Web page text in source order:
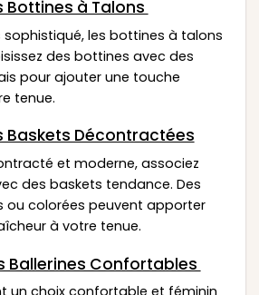
Bottines à Talons
sophistiqué, les bottines à talons
des bottines avec des
pour ajouter une touche
tenue.
Baskets Décontractées
et moderne, associez
des baskets tendance. Des
ou colorées peuvent apporter
à votre tenue.
Ballerines Confortables